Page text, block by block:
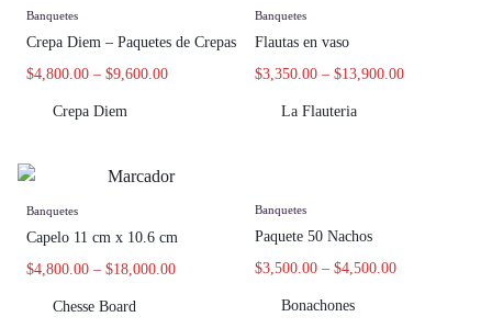
Banquetes
Crepa Diem – Paquetes de Crepas
$4,800.00 – $9,600.00
Crepa Diem
Banquetes
Flautas en vaso
$3,350.00 – $13,900.00
La Flauteria
Banquetes
Capelo 11 cm x 10.6 cm
$4,800.00 – $18,000.00
Chesse Board
Banquetes
Paquete 50 Nachos
$3,500.00 – $4,500.00
Bonachones